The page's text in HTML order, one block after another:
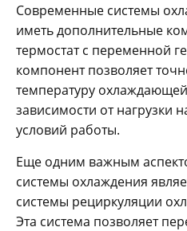
Современные системы
иметь дополнительные
термостат с переменной
компонент позволяет
температуру
зависимости от нагрузки
условий работы.
Еще одним важным
системы охлаждения
системы рециркуляции
Эта система позволяет